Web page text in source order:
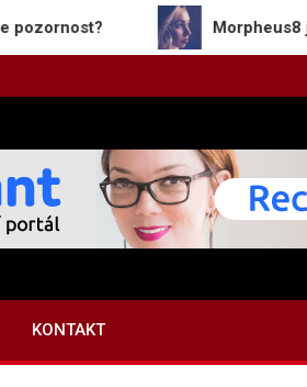
Morpheus8 je architekt
KONTAKT